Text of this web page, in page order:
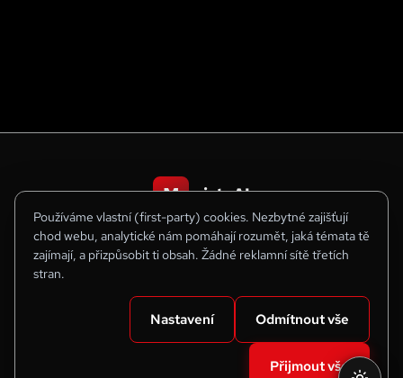
Používáme vlastní (first-party) cookies. Nezbytné zajišťují
chod webu, analytické nám pomáhají rozumět, jaká témata tě
zajímají, a přizpůsobit ti obsah. Žádné reklamní sítě třetích
stran.
Nastavení Odmítnout vše
Přijmout vše
M mistr.AI
AI novinkyNávodyAI slovníkAI modelyKurzyKe stažení
2026mistr.AI•Všechna práva vyhrazena